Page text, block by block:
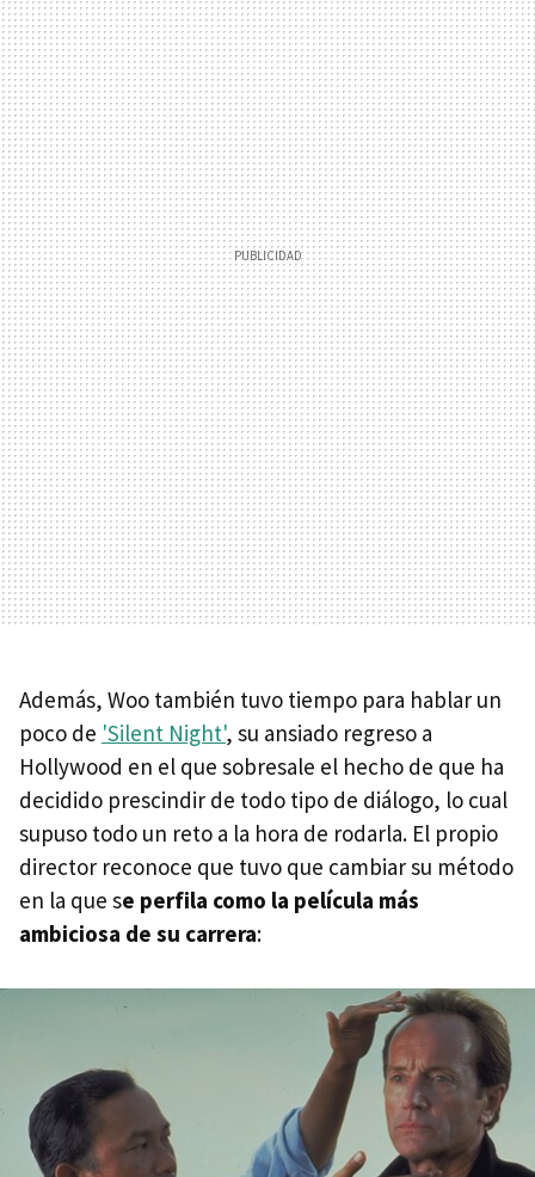
Además, Woo también tuvo tiempo para hablar un
poco de 'Silent Night', su ansiado regreso a
Hollywood en el que sobresale el hecho de que ha
decidido prescindir de todo tipo de diálogo, lo cual
supuso todo un reto a la hora de rodarla. El propio
director reconoce que tuvo que cambiar su método
en la que se perfila como la película más
ambiciosa de su carrera: